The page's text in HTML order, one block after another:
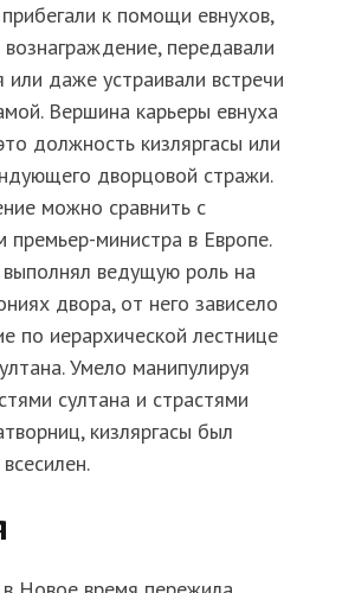
к помощи евнухов,
передавали
или даже устраивали встречи
Вершина карьеры евнуха
должность кизляргасы или
дворцовой стражи.
можно сравнить с
премьер-министра в Европе.
выполнял ведущую роль на
двора, от него зависело
по иерархической лестнице
Умело манипулируя
султана и страстями
кизляргасы был